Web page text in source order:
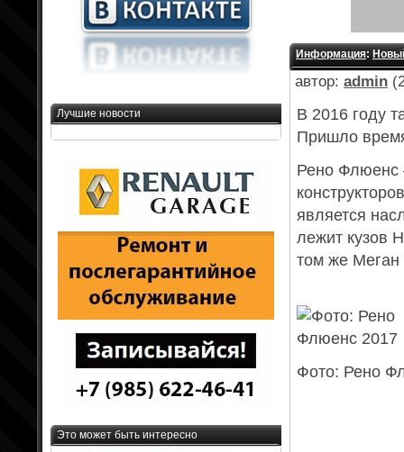
Информация:
автор: admin
В 2016 году
Пришло
Рено Флюенс
является
лежит кузов
том же Меган
Фото: Рено
Лучшие новости
Это может быть интересно